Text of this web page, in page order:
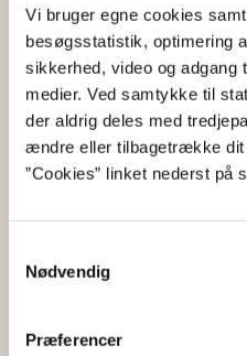
Vi bruger egne cookies
besøgsstatistik, optimering
sikkerhed, video og adgang
medier. Ved samtykke til
der aldrig deles med
ændre eller tilbagetrække
”Cookies” linket nederst på
Nødvendig
Præferencer
ende også føre til en
Vi bruger faktura og
tjekke, at du ejer
har købt investeringerne i
startet på projektet før
Begge dele er en del af
din anmodning
Hvis du allerede har